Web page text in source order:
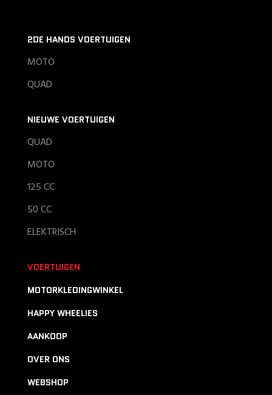
2DE HANDS VOERTUIGEN
MOTO
QUAD
NIEUWE VOERTUIGEN
QUAD
MOTO
125 CC
50 CC
ELEKTRISCH
VOERTUIGEN
MOTORKLEDINGWINKEL
HAPPY WHEELIES
AANKOOP
OVER ONS
WEBSHOP